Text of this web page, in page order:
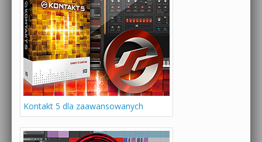
Kontakt 5 dla zaawansowanych